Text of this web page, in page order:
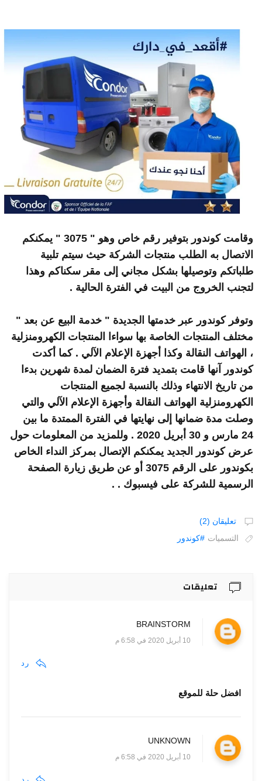
وقامت كوندور بتوفير رقم خاص وهو " 3075 " يمكنكم
به الطلب منتجات الشركة حيث سيتم تلبية
وتوصيلها بشكل مجاني إلى مقر سكناكم وهذا
الخروج من البيت في الفترة الحالية .
كوندور عبر خدمتها الجديدة " خدمة البيع عن بعد "
المنتجات الخاصة بها سواءا المنتجات الكهرومنزلية
الهواتف النقالة وكذا أجهزة الإعلام الآلي . كما أكدت
آنها قامت بتمديد فترة الضمان لمدة شهرين بدءا
تاريخ الانتهاء وذلك بالنسبة لجميع المنتجات
الهواتف النقالة وأجهزة الإعلام الآلي والتي
مدة ضمانها إلى نهايتها في الفترة الممتدة ما بين
24 مارس و 30 أبريل 2020 . وللمزيد من المعلومات حول
كوندور الجديد يمكنكم الإتصال بمركز النداء الخاص
بكوندور على الرقم 3075 أو عن طريق زيارة الصفحة
للشركة على فيسبوك . .
تعليقان (2)
التسميات #كوندور
تعليقات
BRAINSTORM
رد
افضل حلة للموقع
UNKNOWN